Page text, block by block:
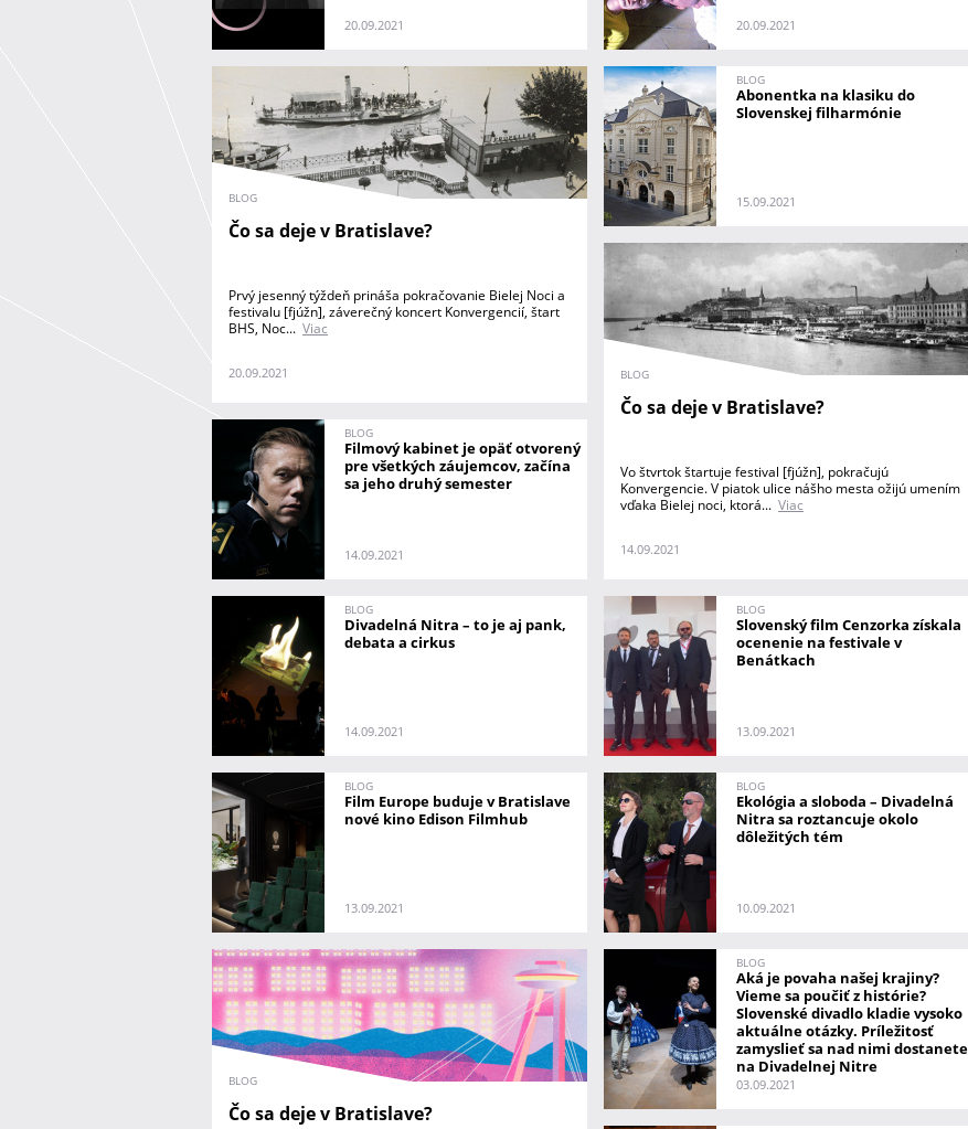
20.09.2021 20.09.2021
BLOG
Čo sa deje v Bratislave?
Prvý jesenný týždeň prináša pokračovanie Bielej Noci a
festivalu [fjúžn], záverečný koncert Konvergencií, štart
BHS, Noc... Viac
20.09.2021
BLOG
Abonentka na klasiku do
Slovenskej filharmónie
15.09.2021
BLOG
Čo sa deje v Bratislave?
Vo štvrtok štartuje festival [fjúžn], pokračujú
Konvergencie. V piatok ulice nášho mesta ožijú umením
vďaka Bielej noci, ktorá... Viac
14.09.2021
BLOG
Filmový kabinet je opäť otvorený
pre všetkých záujemcov, začína
sa jeho druhý semester
14.09.2021
BLOG
Divadelná Nitra – to je aj pank,
debata a cirkus
14.09.2021
BLOG
Slovenský film Cenzorka získala
ocenenie na festivale v
Benátkach
13.09.2021
BLOG
Film Europe buduje v Bratislave
nové kino Edison Filmhub
13.09.2021
BLOG
Ekológia a sloboda – Divadelná
Nitra sa roztancuje okolo
dôležitých tém
10.09.2021
BLOG
Čo sa deje v Bratislave?
BLOG
Aká je povaha našej krajiny?
Vieme sa poučiť z histórie?
Slovenské divadlo kladie vysoko
aktuálne otázky. Príležitosť
zamyslieť sa nad nimi dostanete
na Divadelnej Nitre
03.09.2021